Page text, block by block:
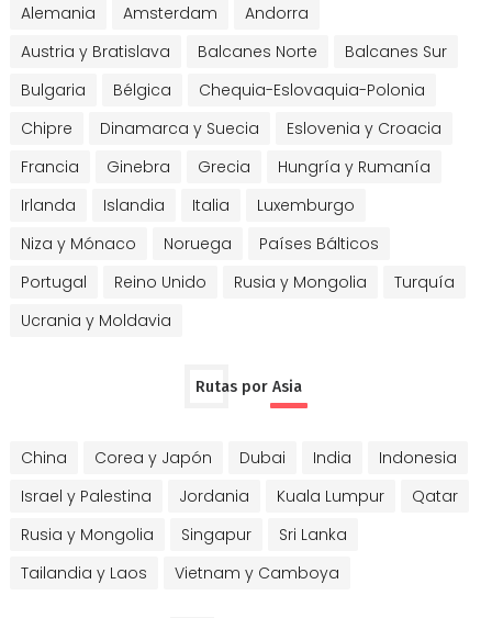
Alemania Amsterdam
Andorra
Austria y Bratislava
Balcanes Norte
Balcanes Sur
Bulgaria
Bélgica
Chequia-Eslovaquia-Polonia
Chipre
Dinamarca y Suecia
Eslovenia y Croacia
Francia
Ginebra Grecia
Hungría y Rumanía
Irlanda
Islandia Italia
Luxemburgo
Niza y Mónaco
Noruega
Países Bálticos
Portugal
Reino Unido Rusia y Mongolia
Turquía
Ucrania y Moldavia
Rutas por Asia
China Corea y Japón Dubai India
Indonesia
Israel y Palestina
Jordania Kuala Lumpur
Qatar
Rusia y Mongolia
Singapur
Sri Lanka
Tailandia y Laos
Vietnam y Camboya